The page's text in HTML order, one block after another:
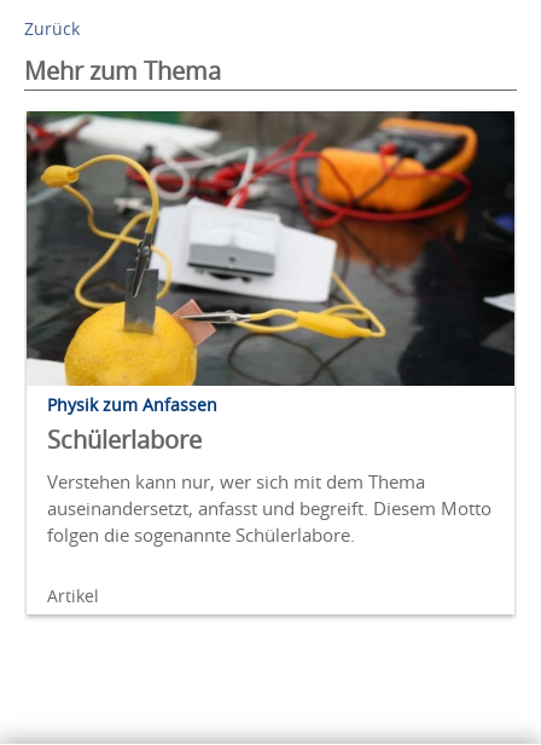
Zurück
Mehr zum Thema
Physik zum Anfassen
Schülerlabore
Verstehen kann nur, wer sich mit dem Thema
auseinandersetzt, anfasst und begreift. Diesem Motto
folgen die sogenannte Schülerlabore.
Artikel